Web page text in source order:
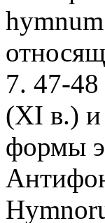
7. 47-48
(XI в.) и
формы